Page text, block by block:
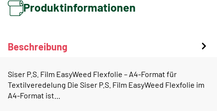
Produktinformationen
Beschreibung
Siser P.S. Film EasyWeed Flexfolie – A4-Format für
Textilveredelung Die Siser P.S. Film EasyWeed Flexfolie im
A4-Format ist…